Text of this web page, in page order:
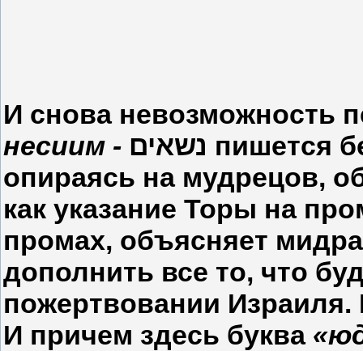
И снова невозможность
несиим - נשאים пишется
опираясь на мудрецов,
как указание Торы на
промах, объясняет
дополнить все то, что
пожертвовании
И причем здесь буква